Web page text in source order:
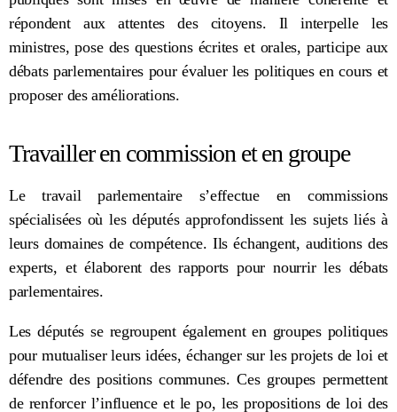
répondent aux attentes des citoyens. Il interpelle les
ministres, pose des questions écrites et orales, participe aux
débats parlementaires pour évaluer les politiques en cours et
proposer des améliorations.
Travailler en commission et en groupe
Le travail parlementaire s’effectue en commissions
spécialisées où les députés approfondissent les sujets liés à
leurs domaines de compétence. Ils échangent, auditions des
experts, et élaborent des rapports pour nourrir les débats
parlementaires.
Les députés se regroupent également en groupes politiques
pour mutualiser leurs idées, échanger sur les projets de loi et
défendre des positions communes. Ces groupes permettent
de renforcer l’influence et le po, les propositions de loi des